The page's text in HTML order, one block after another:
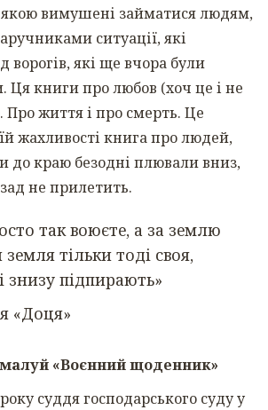
вимушені займатися людям,
ситуації, які
ворогів, які ще вчора були
Ця книги про любов (хоч це і не
життя і про смерть. Це
жахливості книга про людей,
до краю безодні плювали вниз,
не прилетить.
так воюєте, а за землю
тільки тоді своя,
знизу підпирають»
«Доця»
«Воєнний щоденник»
суддя господарського суду у